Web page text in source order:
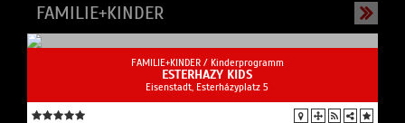
FAMILIE+KINDER
FAMILIE+KINDER / Kinderprogramm
ESTERHAZY KIDS
Eisenstadt, Esterházyplatz 5